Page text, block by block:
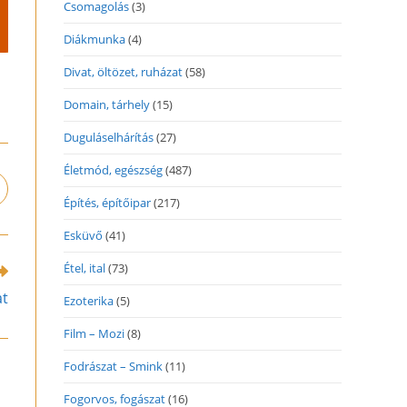
Csomagolás(3)
Diákmunka(4)
Divat, öltözet, ruházat(58)
Domain, tárhely(15)
Duguláselhárítás(27)
Életmód, egészség(487)
Építés, építőipar(217)
Esküvő (41)
Étel, ital(73)
Ezoterika(5)
Film – Mozi(8)
Fodrászat – Smink(11)
Fogorvos, fogászat(16)